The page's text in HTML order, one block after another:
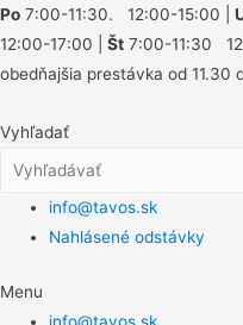
Po 7:00-11:30. 12:00-15:00 |
12:00-17:00 | Št 7:00-11:30
obedňajšia prestávka od 11.30
Vyhľadať
info@tavos.sk
Nahlásené odstávky
Menu